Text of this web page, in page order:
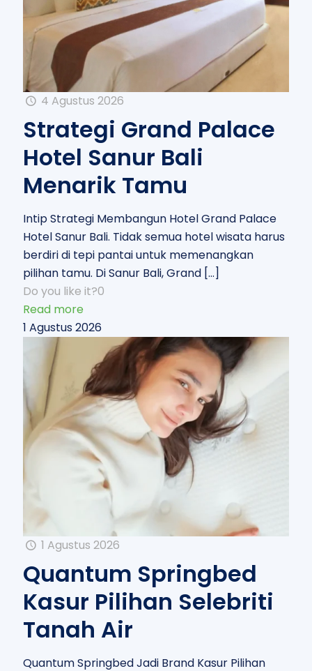
4 Agustus 2026
Strategi Grand Palace
Hotel Sanur Bali
Menarik Tamu
Intip Strategi Membangun Hotel Grand Palace
Hotel Sanur Bali. Tidak semua hotel wisata harus
berdiri di tepi pantai untuk memenangkan
pilihan tamu. Di Sanur Bali, Grand […]
Do you like it?0
Read more
1 Agustus 2026
1 Agustus 2026
Quantum Springbed
Kasur Pilihan Selebriti
Tanah Air
Quantum Springbed Jadi Brand Kasur Pilihan